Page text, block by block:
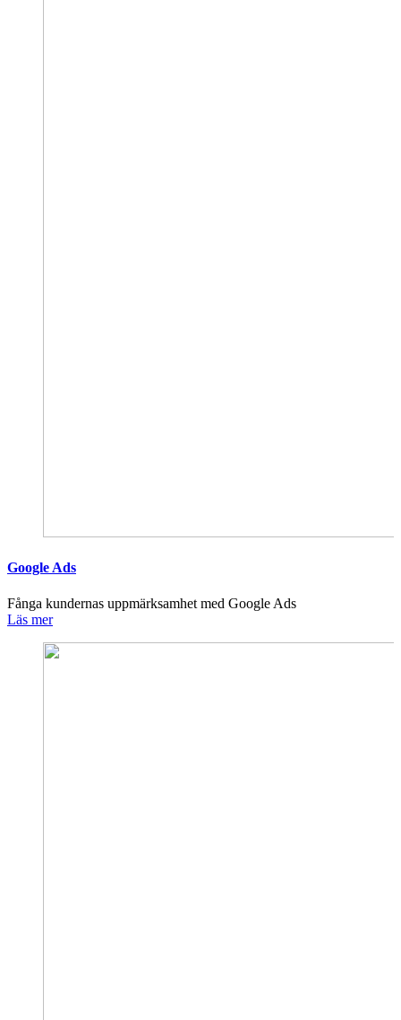
Google Ads
Fånga kundernas uppmärksamhet med Google Ads
Läs mer